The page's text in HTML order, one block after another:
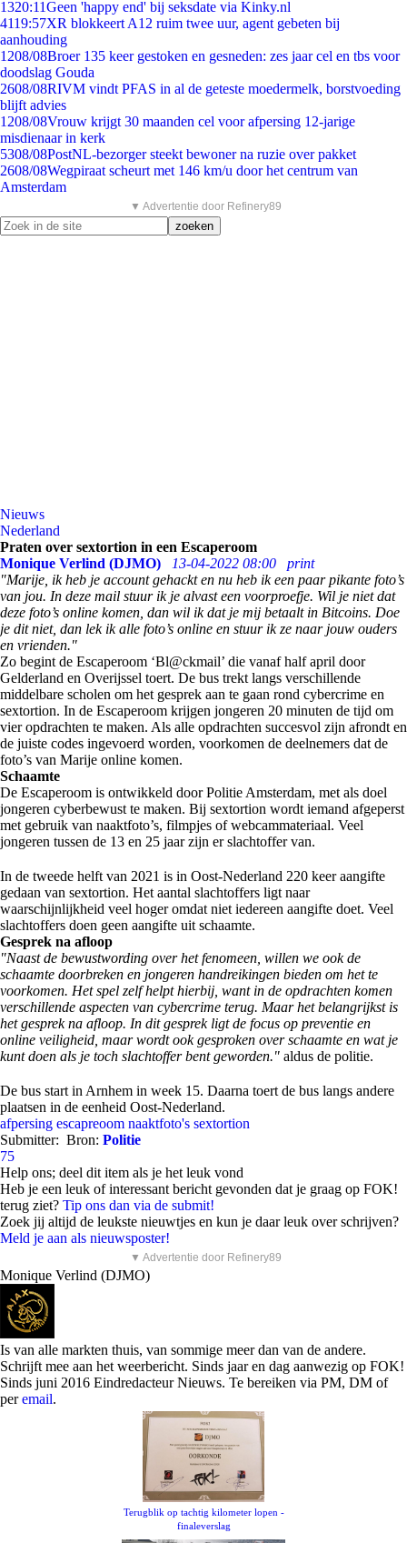
1320:11Geen 'happy end' bij seksdate via Kinky.nl
4119:57XR blokkeert A12 ruim twee uur, agent gebeten bij
aanhouding
1208/08Broer 135 keer gestoken en gesneden: zes jaar cel en tbs voor
doodslag Gouda
2608/08RIVM vindt PFAS in al de geteste moedermelk, borstvoeding
blijft advies
1208/08Vrouw krijgt 30 maanden cel voor afpersing 12-jarige
misdienaar in kerk
5308/08PostNL-bezorger steekt bewoner na ruzie over pakket
2608/08Wegpiraat scheurt met 146 km/u door het centrum van
Amsterdam
▼ Advertentie door Refinery89
Nieuws
Nederland
Praten over sextortion in een Escaperoom
Monique Verlind (DJMO)
13-04-2022 08:00
print
"Marije, ik heb je account gehackt en nu heb ik een paar pikante foto’s
van jou. In deze mail stuur ik je alvast een voorproefje. Wil je niet dat
deze foto’s online komen, dan wil ik dat je mij betaalt in Bitcoins. Doe
je dit niet, dan lek ik alle foto’s online en stuur ik ze naar jouw ouders
en vrienden."
Zo begint de Escaperoom ‘Bl@ckmail’ die vanaf half april door
Gelderland en Overijssel toert. De bus trekt langs verschillende
middelbare scholen om het gesprek aan te gaan rond cybercrime en
sextortion. In de Escaperoom krijgen jongeren 20 minuten de tijd om
vier opdrachten te maken. Als alle opdrachten succesvol zijn afrondt en
de juiste codes ingevoerd worden, voorkomen de deelnemers dat de
foto’s van Marije online komen.
Schaamte
De Escaperoom is ontwikkeld door Politie Amsterdam, met als doel
jongeren cyberbewust te maken. Bij sextortion wordt iemand afgeperst
met gebruik van naaktfoto’s, filmpjes of webcammateriaal. Veel
jongeren tussen de 13 en 25 jaar zijn er slachtoffer van.
In de tweede helft van 2021 is in Oost-Nederland 220 keer aangifte
gedaan van sextortion. Het aantal slachtoffers ligt naar
waarschijnlijkheid veel hoger omdat niet iedereen aangifte doet. Veel
slachtoffers doen geen aangifte uit schaamte.
Gesprek na afloop
"Naast de bewustwording over het fenomeen, willen we ook de
schaamte doorbreken en jongeren handreikingen bieden om het te
voorkomen. Het spel zelf helpt hierbij, want in de opdrachten komen
verschillende aspecten van cybercrime terug. Maar het belangrijkst is
het gesprek na afloop. In dit gesprek ligt de focus op preventie en
online veiligheid, maar wordt ook gesproken over schaamte en wat je
kunt doen als je toch slachtoffer bent geworden." aldus de politie.
De bus start in Arnhem in week 15. Daarna toert de bus langs andere
plaatsen in de eenheid Oost-Nederland.
afpersing escapreoom naaktfoto's sextortion
Submitter: Bron: Politie
75
Help ons; deel dit item als je het leuk vond
Heb je een leuk of interessant bericht gevonden dat je graag op FOK!
terug ziet? Tip ons dan via de submit!
Zoek jij altijd de leukste nieuwtjes en kun je daar leuk over schrijven?
Meld je aan als nieuwsposter!
▼ Advertentie door Refinery89
Monique Verlind (DJMO)
Is van alle markten thuis, van sommige meer dan van de andere.
Schrijft mee aan het weerbericht. Sinds jaar en dag aanwezig op FOK!
Sinds juni 2016 Eindredacteur Nieuws. Te bereiken via PM, DM of
peremail.
Terugblik op tachtig kilometer lopen -
finaleverslag